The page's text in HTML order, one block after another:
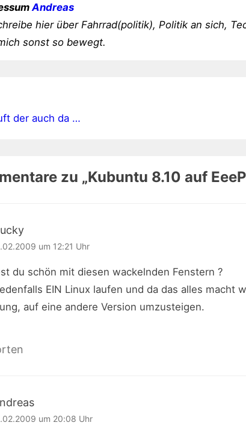
Andreas
hier über Fahrrad(politik), Politik an sich,
sonst so bewegt.
der auch da …
zu „Kubuntu 8.10 auf
um 12:21 Uhr
du schön mit diesen wackelnden Fenstern ?
EIN Linux laufen und da das alles macht
auf eine andere Version umzusteigen.
um 20:08 Uhr